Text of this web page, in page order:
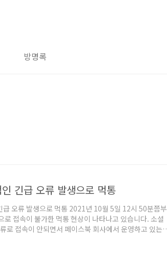
방명록
긴급 오류 발생으로 먹통
오류 발생으로 먹통 2021년 10월 5일 12시 50분쯤부
접속이 불가한 먹통 현상이 나타나고 있습니다. 소셜
로 접속이 안되면서 페이스북 회사에서 운영하고 있는
외신들도 페이스북과 인스타그램의 오류 현상을 일제